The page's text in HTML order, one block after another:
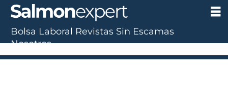
Bolsa Laboral Revistas Sin Escamas
Nosotros